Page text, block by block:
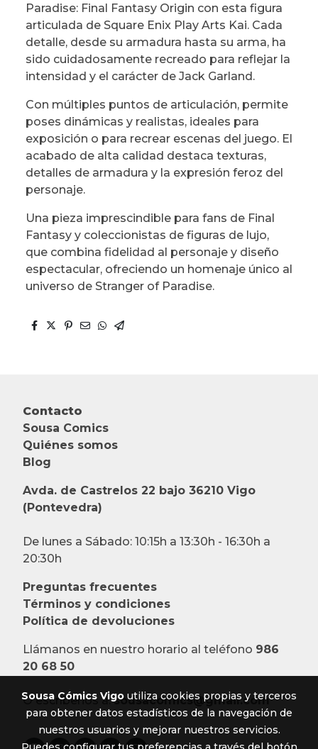
Paradise: Final Fantasy Origin con esta figura
articulada de Square Enix Play Arts Kai. Cada
detalle, desde su armadura hasta su arma, ha
sido cuidadosamente recreado para reflejar la
intensidad y el carácter de Jack Garland.
Con múltiples puntos de articulación, permite
poses dinámicas y realistas, ideales para
exposición o para recrear escenas del juego. El
acabado de alta calidad destaca texturas,
detalles de armadura y la expresión feroz del
personaje.
Una pieza imprescindible para fans de Final
Fantasy y coleccionistas de figuras de lujo,
que combina fidelidad al personaje y diseño
espectacular, ofreciendo un homenaje único al
universo de Stranger of Paradise.
Contacto
Sousa Comics
Quiénes somos
Blog
Avda. de Castrelos 22 bajo 36210 Vigo
(Pontevedra)
De lunes a Sábado: 10:15h a 13:30h - 16:30h a
20:30h
Preguntas frecuentes
Términos y condiciones
Política de devoluciones
Llámanos en nuestro horario al teléfono 986
20 68 50
O escríbenos a:sousacomics@gmail.com
Sousa Cómics Vigo utiliza cookies propias y terceros
para obtener datos estadísticos de la navegación de
nuestros usuarios y mejorar nuestros servicios.